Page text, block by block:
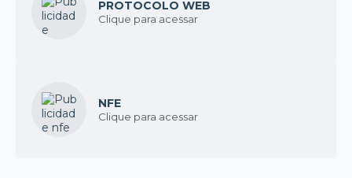
PROTOCOLO WEB
Clique para acessar
NFE
Clique para acessar